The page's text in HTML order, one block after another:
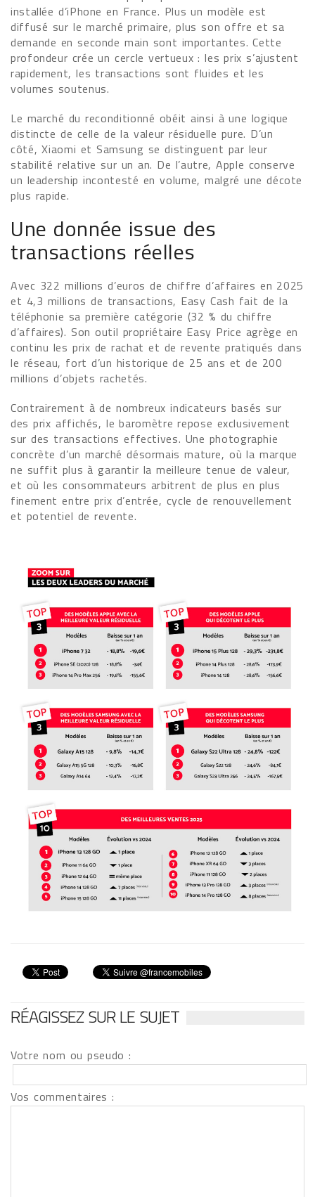
installée d’iPhone en France. Plus un modèle est
diffusé sur le marché primaire, plus son offre et sa
demande en seconde main sont importantes. Cette
profondeur crée un cercle vertueux : les prix s’ajustent
rapidement, les transactions sont fluides et les
volumes soutenus.
Le marché du reconditionné obéit ainsi à une logique
distincte de celle de la valeur résiduelle pure. D’un
côté, Xiaomi et Samsung se distinguent par leur
stabilité relative sur un an. De l’autre, Apple conserve
un leadership incontesté en volume, malgré une décote
plus rapide.
Une donnée issue des
transactions réelles
Avec 322 millions d’euros de chiffre d’affaires en 2025
et 4,3 millions de transactions, Easy Cash fait de la
téléphonie sa première catégorie (32 % du chiffre
d’affaires). Son outil propriétaire Easy Price agrège en
continu les prix de rachat et de revente pratiqués dans
le réseau, fort d’un historique de 25 ans et de 200
millions d’objets rachetés.
Contrairement à de nombreux indicateurs basés sur
des prix affichés, le baromètre repose exclusivement
sur des transactions effectives. Une photographie
concrète d’un marché désormais mature, où la marque
ne suffit plus à garantir la meilleure tenue de valeur,
et où les consommateurs arbitrent de plus en plus
finement entre prix d’entrée, cycle de renouvellement
et potentiel de revente.
RÉAGISSEZ SUR LE SUJET
Votre nom ou pseudo :
Vos commentaires :